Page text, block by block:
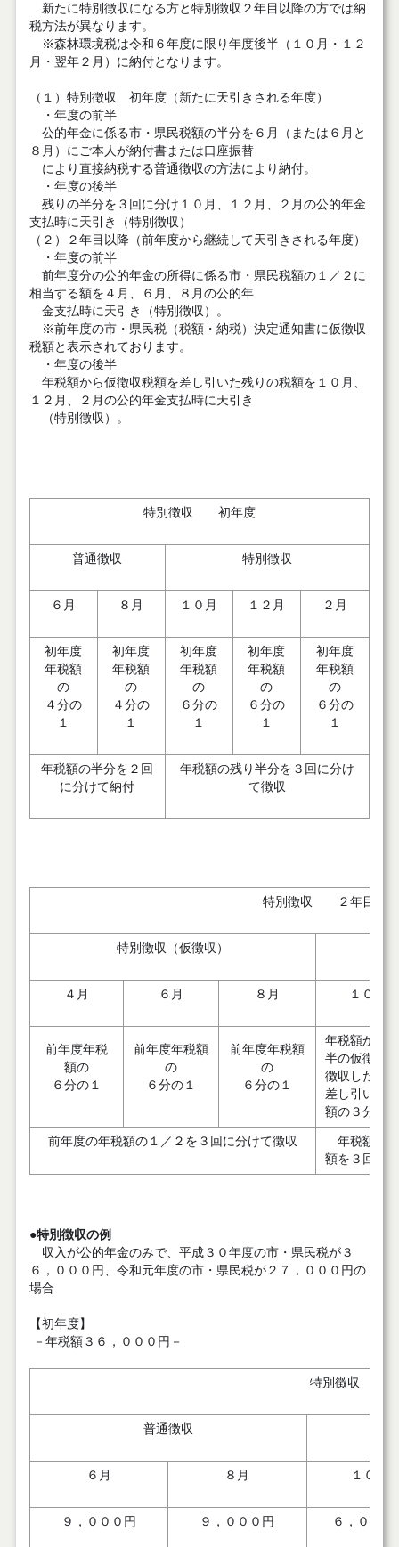
新たに特別徴収になる方と特別徴収２年目以降の方では納
税方法が異なります。
※森林環境税は令和６年度に限り年度後半（１０月・１２
月・翌年２月）に納付となります。
（１）特別徴収 初年度（新たに天引きされる年度）
・年度の前半
公的年金に係る市・県民税額の半分を６月（または６月と
８月）にご本人が納付書または口座振替
により直接納税する普通徴収の方法により納付。
・年度の後半
残りの半分を３回に分け１０月、１２月、２月の公的年金
支払時に天引き（特別徴収）
（２）２年目以降（前年度から継続して天引きされる年度）
・年度の前半
前年度分の公的年金の所得に係る市・県民税額の１／２に
相当する額を４月、６月、８月の公的年
金支払時に天引き（特別徴収）。
※前年度の市・県民税（税額・納税）決定通知書に仮徴収
税額と表示されております。
・年度の後半
年税額から仮徴収税額を差し引いた残りの税額を１０月、
１２月、２月の公的年金支払時に天引き
（特別徴収）。
特別徴収 初年度
普通徴収 特別徴収
６月 ８月 １０月 １２月 ２月
初年度
年税額
の
４分の
１
初年度
年税額
の
４分の
１
初年度
年税額
の
６分の
１
初年度
年税額
の
６分の
１
初年度
年税額
の
６分の
１
年税額の半分を２回
に分けて納付
年税額の残り半分を３回に分け
て徴収
特別徴収 ２年目以
特別徴収（仮徴収）
４月 ６月 ８月 １０月
前年度年税
額の
６分の１
前年度年税額
の
６分の１
前年度年税額
の
６分の１
年税額から前
半の仮徴収で
徴収した額を
差し引いた残
額の３分の１
前年度の年税額の１／２を３回に分けて徴収
年税額から
額を３回に
●特別徴収の例
収入が公的年金のみで、平成３０年度の市・県民税が３
６，０００円、令和元年度の市・県民税が２７，０００円の
場合
【初年度】
－年税額３６，０００円－
特別徴収 初
普通徴収
６月 ８月 １０月
９，０００円 ９，０００円 ６，０００